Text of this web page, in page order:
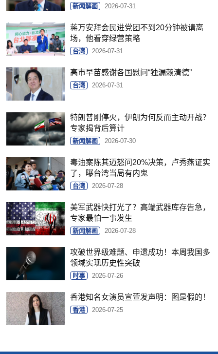
新闻解画 2026-07-31
蒋万安拜会民进党团不到20分钟被请离
场，他看穿绿营策略
台湾 2026-07-31
高市早苗感谢各国慰问“独漏赖清德”
台湾 2026-07-31
特朗普刚停火，伊朗为何反而主动开战？
专家揭背后算计
新闻解画 2026-07-30
毒油案陈其迈怒问20%决策，卢秀燕证实
了，曝台湾当局有内鬼
台湾 2026-07-28
美军武器快打光了？高端武器库存告急，
专家最怕一事发生
新闻解画 2026-07-28
攻破世界级难题、申遗成功！本周我国多
领域实现历史性突破
时事 2026-07-26
香港知名女演员宣萱发声明：图是假的！
香港 2026-07-25